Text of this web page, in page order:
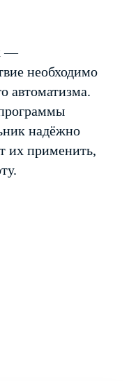
—
необходимо
автоматизма.
надёжно
их применить,